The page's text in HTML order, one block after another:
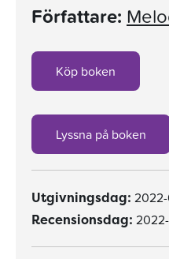
Författare:
Köp boken
Lyssna på boken
Utgivningsdag:
Recensionsdag: